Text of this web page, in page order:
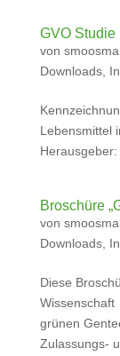
GVO Studie
von
Downloads,
Lebensmittel
Broschüre
von
Downloads,
Diese
Wissenschaft
grünen
Zulassungs-